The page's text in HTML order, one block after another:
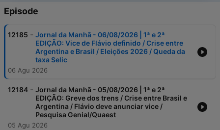
Episode
12185 - Jornal da Manhã - 06/08/2026 | 1ª e 2ª
EDIÇÃO: Vice de Flávio definido / Crise entre
Argentina e Brasil / Eleições 2026 / Queda da
taxa Selic
06 Agu 2026
12184 - Jornal da Manhã - 05/08/2026 | 1ª e 2ª
EDIÇÃO: Greve dos trens / Crise entre Brasil e
Argentina / Flávio deve anunciar vice /
Pesquisa Genial/Quaest
05 Agu 2026